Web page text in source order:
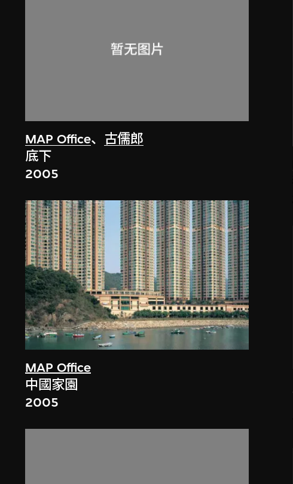
MAP Office、 古儒郎
底下
2005
MAP Office
中國家園
2005